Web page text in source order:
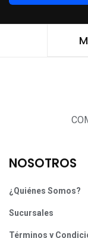
NOSOTROS
¿Quiénes Somos?
Sucursales
Términos y